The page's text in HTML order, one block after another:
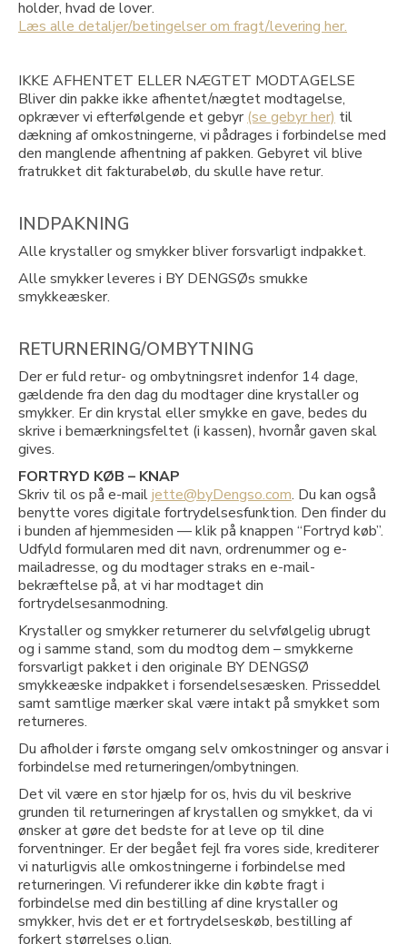
holder, hvad de lover.
Læs alle detaljer/betingelser om fragt/levering her.
IKKE AFHENTET ELLER NÆGTET MODTAGELSE
Bliver din pakke ikke afhentet/nægtet modtagelse,
opkræver vi efterfølgende et gebyr(se gebyr her) til
dækning af omkostningerne, vi pådrages i forbindelse med
den manglende afhentning af pakken. Gebyret vil blive
fratrukket dit fakturabeløb, du skulle have retur.
INDPAKNING
Alle krystaller og smykker bliver forsvarligt indpakket.
Alle smykker leveres i BY DENGSØs smukke
smykkeæsker.
RETURNERING/OMBYTNING
Der er fuld retur- og ombytningsret indenfor 14 dage,
gældende fra den dag du modtager dine krystaller og
smykker. Er din krystal eller smykke en gave, bedes du
skrive i bemærkningsfeltet (i kassen), hvornår gaven skal
gives.
FORTRYD KØB – KNAP
Skriv til os på e-mailjette@byDengso.com. Du kan også
benytte vores digitale fortrydelsesfunktion. Den finder du
i bunden af hjemmesiden — klik på knappen “Fortryd køb”.
Udfyld formularen med dit navn, ordrenummer og e-
mailadresse, og du modtager straks en e-mail-
bekræftelse på, at vi har modtaget din
fortrydelsesanmodning.
Krystaller og smykker returnerer du selvfølgelig ubrugt
og i samme stand, som du modtog dem – smykkerne
forsvarligt pakket i den originale BY DENGSØ
smykkeæske indpakket i forsendelsesæsken. Prisseddel
samt samtlige mærker skal være intakt på smykket som
returneres.
Du afholder i første omgang selv omkostninger og ansvar i
forbindelse med returneringen/ombytningen.
Det vil være en stor hjælp for os, hvis du vil beskrive
grunden til returneringen af krystallen og smykket, da vi
ønsker at gøre det bedste for at leve op til dine
forventninger. Er der begået fejl fra vores side, krediterer
vi naturligvis alle omkostningerne i forbindelse med
returneringen. Vi refunderer ikke din købte fragt i
forbindelse med din bestilling af dine krystaller og
smykker, hvis det er et fortrydelseskøb, bestilling af
forkert størrelses o.lign.